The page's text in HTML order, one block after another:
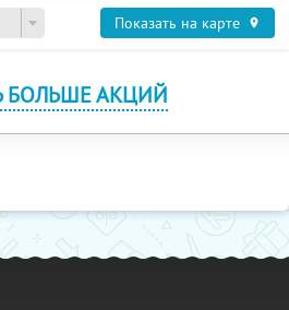
Показать на карте
БОЛЬШЕ АКЦИЙ